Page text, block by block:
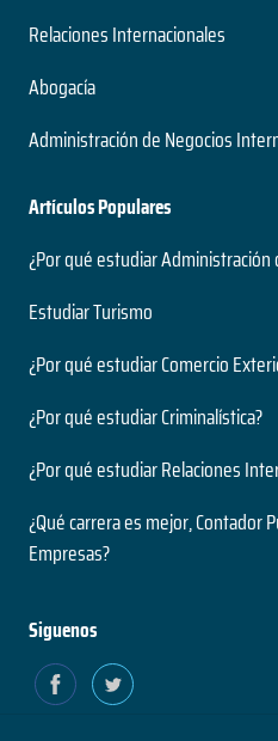
Relaciones Internacionales
Abogacía
Administración de Negocios
Artículos Populares
¿Por qué estudiar Administración
Estudiar Turismo
¿Por qué estudiar Comercio
¿Por qué estudiar Criminalística?
¿Por qué estudiar Relaciones
¿Qué carrera es mejor, Contador
Empresas?
Siguenos